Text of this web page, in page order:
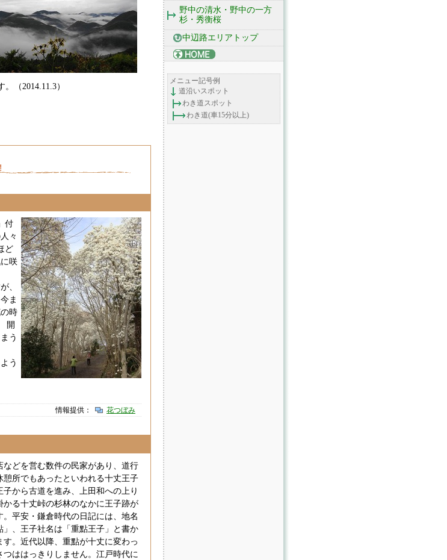
（2014.11.3）
付
々
ど
咲
、
ま
時
開
う
う
情報提供： 花つぼみ
などを営む数件の民家があり、道行
憩所でもあったといわれる十丈王子
子から古道を進み、上田和への上り
かる十丈峠の杉林のなかに王子跡が
。平安・鎌倉時代の日記には、地名
」、王子社名は「重點王子」と書か
す。近代以降、重點が十丈に変わっ
つははっきりしません。江戸時代に
野中の清水・野中の一方
杉・秀衡桜
中辺路エリアトップ
メニュー記号例
道沿いスポット
わき道スポット
わき道(車15分以上)